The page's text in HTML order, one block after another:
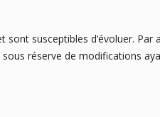
susceptibles d’évoluer. Par
réserve de modifications